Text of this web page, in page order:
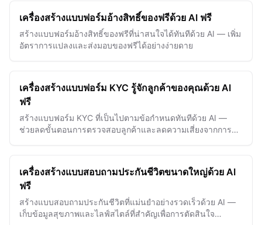
เครื่องสร้างแบบฟอร์มอ้างสิทธิ์ของฟรีด้วย AI ฟรี
สร้างแบบฟอร์มอ้างสิทธิ์ของฟรีที่น่าสนใจได้ทันทีด้วย AI — เพิ่ม
อัตราการแปลงและส่งมอบของฟรีได้อย่างง่ายดาย
เครื่องสร้างแบบฟอร์ม KYC รู้จักลูกค้าของคุณด้วย AI
ฟรี
สร้างแบบฟอร์ม KYC ที่เป็นไปตามข้อกำหนดทันทีด้วย AI —
ช่วยลดขั้นตอนการตรวจสอบลูกค้าและลดความเสี่ยงจากการ
เครื่องสร้างแบบสอบถามประกันชีวิตขนาดใหญ่ด้วย AI
ฟรี
สร้างแบบสอบถามประกันชีวิตที่แม่นยำอย่างรวดเร็วด้วย AI —
เก็บข้อมูลสุขภาพและไลฟ์สไตล์ที่สำคัญเพื่อการตัดสินใจ